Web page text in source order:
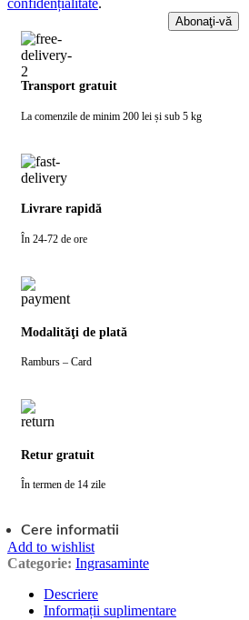
Transport gratuit
La comenzile de minim 200 lei și sub 5 kg
Livrare rapidă
În 24-72 de ore
Modalităţi de plată
Ramburs – Card
Retur gratuit
În termen de 14 zile
Cere informatii
Add to wishlist
Categorie: Ingrasaminte
Descriere
Informații suplimentare